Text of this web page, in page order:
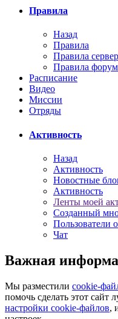
Правила
Назад
Правила
Правила
Правила
Расписание
Видео
Миссии
Отряды
Активность
Назад
Активность
Новостные
Активность
Ленты моей
Созданный
Пользователи
Чат
Важная
Мы разместили cookie-
помочь сделать этот
настройки cookie-файлов,